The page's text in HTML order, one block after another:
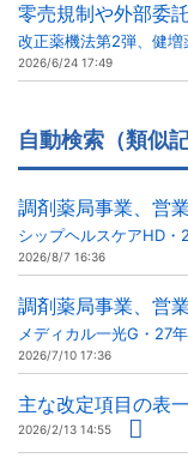
零売規制や外部委
改正薬機法第2弾、健増
2026/6/24 17:49
自動検索（類似
調剤薬局事業、営
シップヘルスケアHD・
2026/8/7 16:36
調剤薬局事業、営
メディカル一光G・27
2026/7/10 17:36
主な改定項目の表
2026/2/13 14:55